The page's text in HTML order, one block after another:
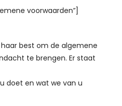
voorwaarden”]
best om de algemene
te brengen. Er staat
doet en wat we van u